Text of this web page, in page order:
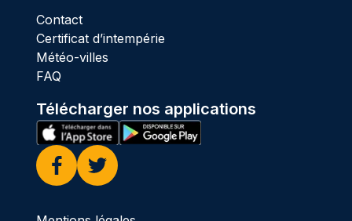
Contact
Certificat d’intempérie
Météo-villes
FAQ
Télécharger nos applications
Facebook
Twitter